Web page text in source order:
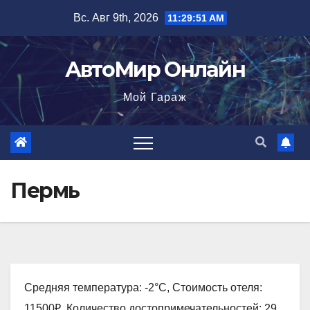
содержимому
Вс. Авг 9th, 2026 11:29:52 AM
АвтоМир Онлайн
Мой Гараж
Пермь
Средняя температура: -2°C, Стоимость отеля: